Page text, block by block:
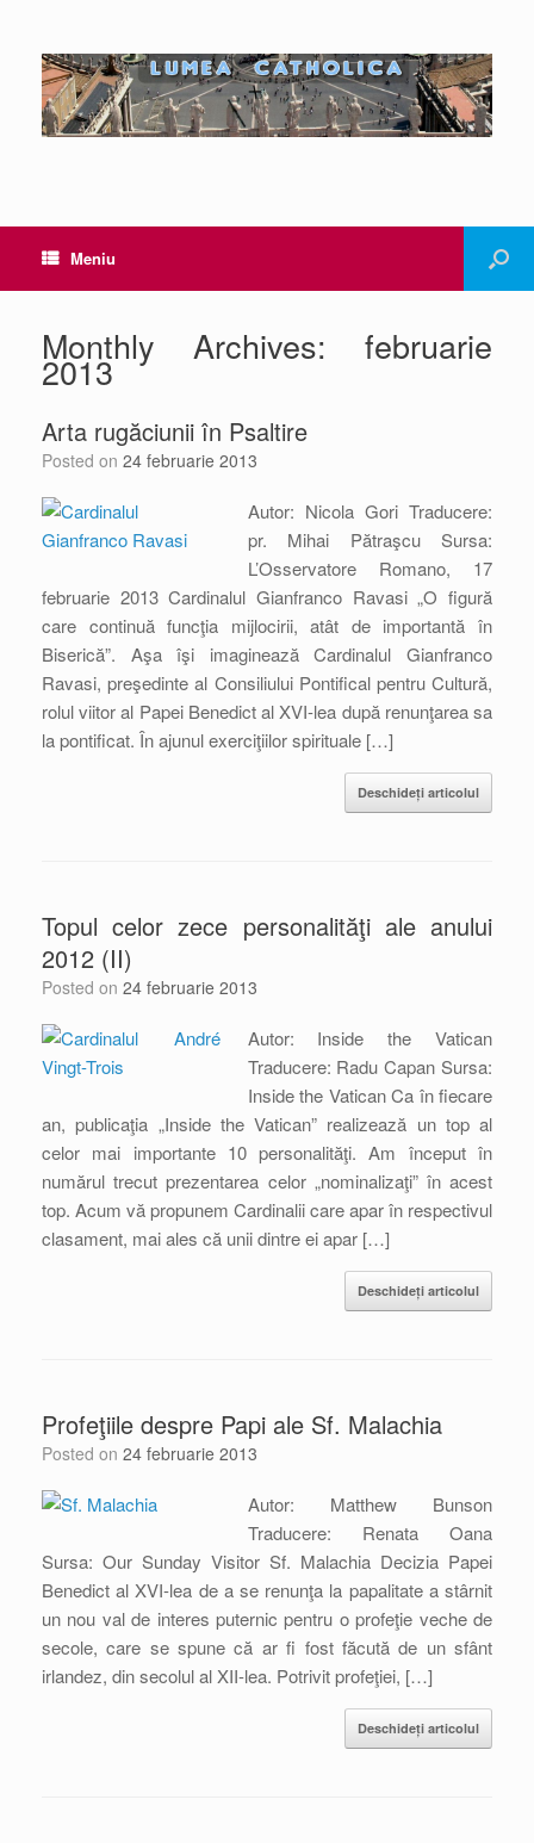
Meniu
Monthly Archives: februarie
2013
Arta rugăciunii în Psaltire
Posted on 24 februarie 2013
Autor: Nicola Gori Traducere:
pr. Mihai Pătraşcu Sursa:
L’Osservatore Romano, 17
februarie 2013 Cardinalul Gianfranco Ravasi „O figură
care continuă funcţia mijlocirii, atât de importantă în
Biserică”. Aşa îşi imaginează Cardinalul Gianfranco
Ravasi, preşedinte al Consiliului Pontifical pentru Cultură,
rolul viitor al Papei Benedict al XVI-lea după renunţarea sa
la pontificat. În ajunul exerciţiilor spirituale […]
Deschideți articolul
Topul celor zece personalităţi ale anului
2012 (II)
Posted on 24 februarie 2013
Autor: Inside the Vatican
Traducere: Radu Capan Sursa:
Inside the Vatican Ca în fiecare
an, publicaţia „Inside the Vatican” realizează un top al
celor mai importante 10 personalităţi. Am început în
numărul trecut prezentarea celor „nominalizaţi” în acest
top. Acum vă propunem Cardinalii care apar în respectivul
clasament, mai ales că unii dintre ei apar […]
Deschideți articolul
Profeţiile despre Papi ale Sf. Malachia
Posted on 24 februarie 2013
Autor: Matthew Bunson
Traducere: Renata Oana
Sursa: Our Sunday Visitor Sf. Malachia Decizia Papei
Benedict al XVI-lea de a se renunţa la papalitate a stârnit
un nou val de interes puternic pentru o profeţie veche de
secole, care se spune că ar fi fost făcută de un sfânt
irlandez, din secolul al XII-lea. Potrivit profeţiei, […]
Deschideți articolul